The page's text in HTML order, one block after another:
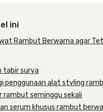
ini
Rambut Berwarna agar
tabir surya
penggunaan alat styling
rambut seminggu sekali
serum khusus rambut